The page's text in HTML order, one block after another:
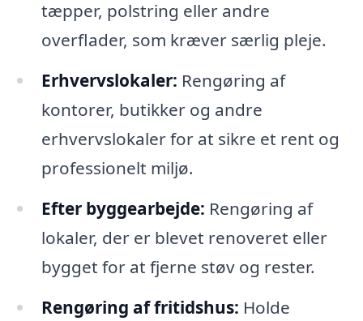
tæpper, polstring eller andre
overflader, som kræver særlig pleje.
Erhvervslokaler: Rengøring af
kontorer, butikker og andre
erhvervslokaler for at sikre et rent og
professionelt miljø.
Efter byggearbejde: Rengøring af
lokaler, der er blevet renoveret eller
bygget for at fjerne støv og rester.
Rengøring af fritidshus: Holde